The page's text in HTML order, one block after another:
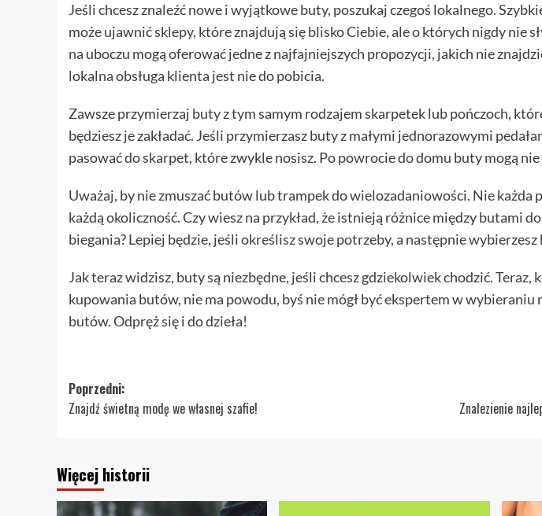
Jeśli chcesz znaleźć nowe i wyjątkowe buty, poszukaj czegoś lokalnego.
może ujawnić sklepy, które znajdują się blisko Ciebie, ale o których nigdy nie
na uboczu mogą oferować jedne z najfajniejszych propozycji, jakich nie
lokalna obsługa klienta jest nie do pobicia.
Zawsze przymierzaj buty z tym samym rodzajem skarpetek lub pończoch,
będziesz je zakładać. Jeśli przymierzasz buty z małymi jednorazowymi
pasować do skarpet, które zwykle nosisz. Po powrocie do domu buty mogą
Uważaj, by nie zmuszać butów lub trampek do wielozadaniowości. Nie każda
każdą okoliczność. Czy wiesz na przykład, że istnieją różnice między butami
biegania? Lepiej będzie, jeśli określisz swoje potrzeby, a następnie
Jak teraz widzisz, buty są niezbędne, jeśli chcesz gdziekolwiek chodzić. Teraz,
kupowania butów, nie ma powodu, byś nie mógł być ekspertem w wybieraniu
butów. Odpręż się i do dzieła!
Zobacz
wpisy
Poprzedni:
Znajdź świetną modę we własnej szafie!
Znalezienie
Więcej historii